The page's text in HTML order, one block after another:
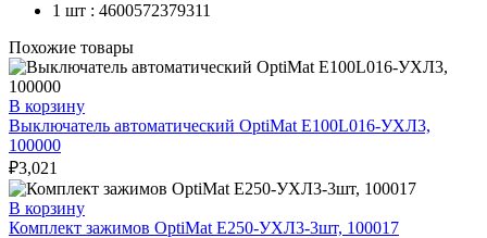
1 шт : 4600572379311
Похожие товары
В корзину
Выключатель автоматический OptiMat E100L016-УХЛ3,
100000
₽3,021
В корзину
Комплект зажимов OptiMat E250-УХЛ3-3шт, 100017